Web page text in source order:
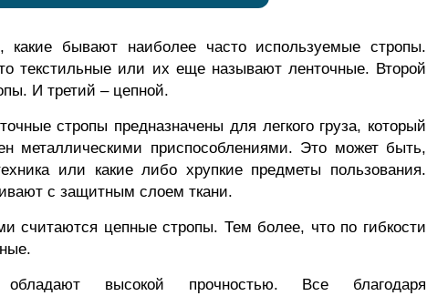
какие бывают наиболее часто используемые стропы.
текстильные или их еще называют ленточные. Второй
И третий – цепной.
стропы предназначены для легкого груза, который
металлическими приспособлениями. Это может быть,
или какие либо хрупкие предметы пользования.
с защитным слоем ткани.
считаются цепные стропы. Тем более, что по гибкости
высокой прочностью. Все благодаря